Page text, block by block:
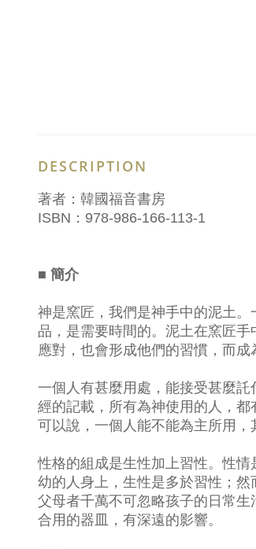
DESCRIPTION
著者：韓國福音書房
ISBN：978-986-166-113-1
■ 簡介
神是窯匠，我們是神手中的泥土
品，是需要時間的。泥土在窯匠
應對，也會形成他們的習慣，而成
一個人有甚麼用處，能接受甚麼
經的記載，所有為神使用的人，都
可以說，一個人能不能為主所用，
性格的組成是生性加上習性。性
幼的人身上，生性是多於習性；
父母者千萬不可忽略孩子的日常
合用的器皿，有深遠的影響。